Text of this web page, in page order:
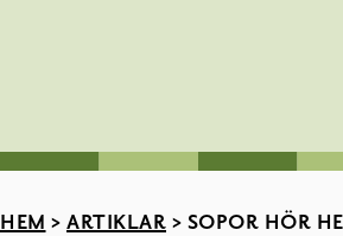
HEM > ARTIKLAR > SOPOR HÖR